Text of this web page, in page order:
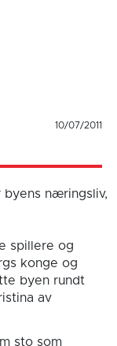
10/07/2011
næringsliv,
spillere og
konge og
byen rundt
av
sto som